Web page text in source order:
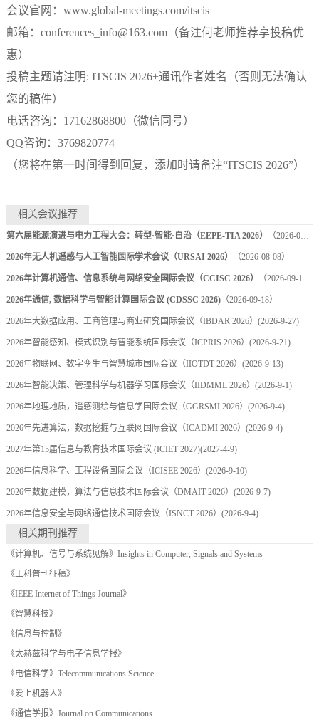
会议官网： www.global-meetings.com/itscis
邮箱： conferences_info@163.com（备注何老师推荐享投稿优
惠）
投稿主题请注明: ITSCIS 2026+通讯作者姓名（否则无法确认
您的稿件）
电话咨询： 17162868800（微信同号）
QQ咨询： 3769820774
（您将在第一时间得到回复，添加时请备注“ITSCIS 2026”）
相关会议推荐
第六届能源演进与电力工程大会：转型·智能·自治（EEPE-TIA 2026） （2026-08-07）
2026年无人机遥感与人工智能国际学术会议（URSAI 2026） （2026-08-08）
2026年计算机通信、信息系统与网络安全国际会议（CCISC 2026） （2026-09-18）
2026年通信, 数据科学与智能计算国际会议 (CDSSC 2026)（2026-09-18）
2026年大数据应用、工商管理与商业研究国际会议（IBDAR 2026） (2026-9-27)
2026年智能感知、模式识别与智能系统国际会议（ICPRIS 2026） (2026-9-21)
2026年物联网、数字孪生与智慧城市国际会议（IIOTDT 2026） (2026-9-13)
2026年智能决策、管理科学与机器学习国际会议（IIDMML 2026） (2026-9-1)
2026年地理地质，遥感测绘与信息学国际会议（GGRSMI 2026） (2026-9-4)
2026年先进算法，数据挖掘与互联网国际会议（ICADMI 2026） (2026-9-4)
2027年第15届信息与教育技术国际会议 (ICIET 2027)(2027-4-9)
2026年信息科学、工程设备国际会议（ICISEE 2026） (2026-9-10)
2026年数据建模，算法与信息技术国际会议（DMAIT 2026） (2026-9-7)
2026年信息安全与网络通信技术国际会议（ISNCT 2026） (2026-9-4)
相关期刊推荐
《计算机、信号与系统见解》Insights in Computer, Signals and Systems
《工科普刊征稿》
《IEEE Internet of Things Journal》
《智慧科技》
《信息与控制》
《太赫兹科学与电子信息学报》
《电信科学》Telecommunications Science
《爱上机器人》
《通信学报》Journal on Communications